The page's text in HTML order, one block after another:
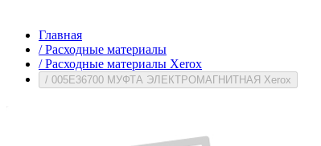
Главная
/ Расходные материалы
/ Расходные материалы Xerox
/ 005E36700 МУФТА ЭЛЕКТРОМАГНИТНАЯ Xerox